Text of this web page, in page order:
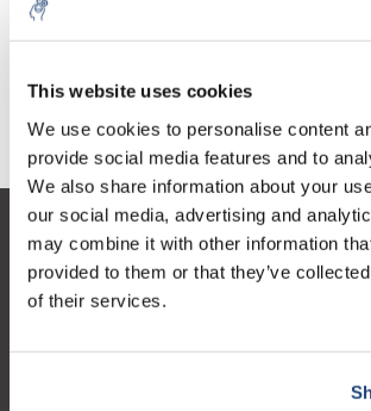
This website uses cookies
We use cookies to personalise content
provide social media features and to
We also share information about your
our social media, advertising and
may combine it with other information
provided to them or that they’ve
of their services.
Kundendienst
Mein Konto